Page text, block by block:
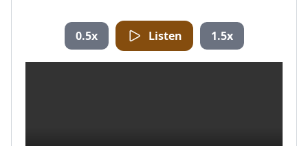
0.5x Listen 1.5x